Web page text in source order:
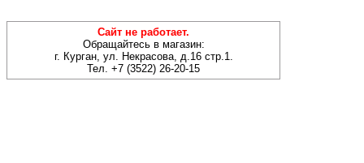
Сайт не работает.
Обращайтесь в магазин:
г. Курган, ул. Некрасова, д.16 стр.1.
Тел. +7 (3522) 26-20-15